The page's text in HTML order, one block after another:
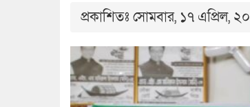
প্রকাশিতঃ সোমবার, ১৭ এপ্রিল,